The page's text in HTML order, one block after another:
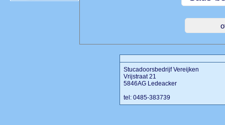
Stucadoorsbedrijf Vereijken
Vrijstraat 21
5846AG Ledeacker
tel: 0485-383739